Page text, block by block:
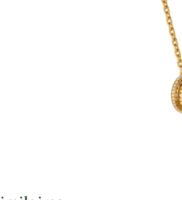
l’essence même de l’esthétique